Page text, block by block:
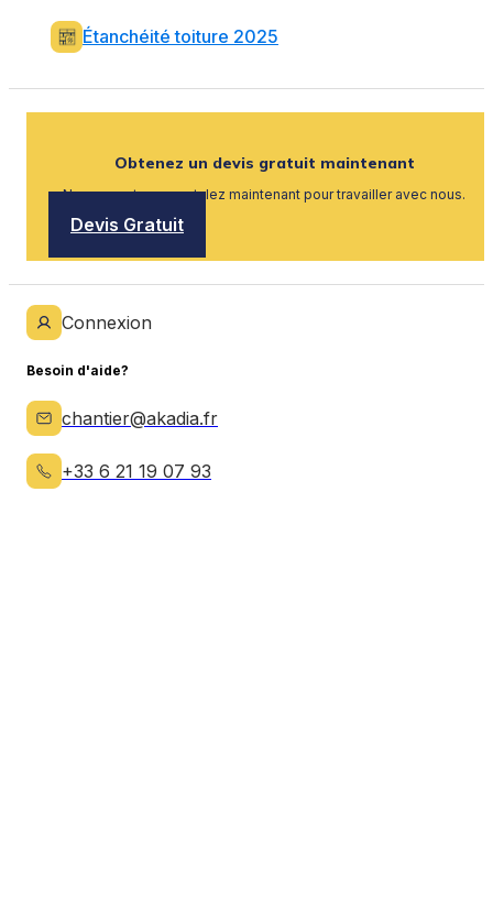
Étanchéité toiture 2025
Obtenez un devis gratuit maintenant
Nous recrutons, postulez maintenant pour travailler avec nous.
Devis Gratuit
Connexion
Besoin d'aide?
chantier@akadia.fr
+33 6 21 19 07 93